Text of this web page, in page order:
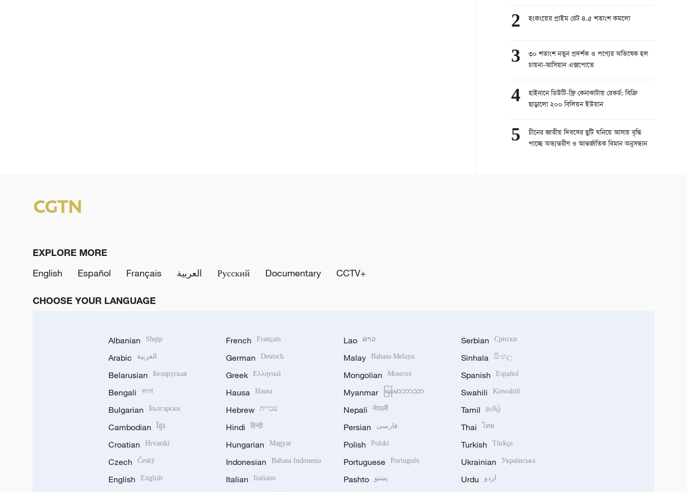
2 হংকংয়ের প্রাইম রেট ৪.৫ শতাংশ কমলো
3
৩০ শতাংশ নতুন প্রদর্শক ও পণ্যের অভিষেক হল
চায়না-আসিয়ান এক্সপোতে
4
হাইনানে ডিউটি-ফ্রি কেনাকাটায় রেকর্ড: বিক্রি
ছাড়ালো ২০০ বিলিয়ন ইউয়ান
5
চীনের জাতীয় দিবসের ছুটি ঘনিয়ে আসায় বৃদ্ধি
পাচ্ছে অভ্যন্তরীণ ও আন্তর্জাতিক বিমান অনুসন্ধান
EXPLORE MORE
English
Español Français العربية Русский Documentary CCTV+
CHOOSE YOUR LANGUAGE
Albanian Shqip
Arabic العربية
Belarusian Беларуская
Bengali বাংলা
Bulgarian Български
Cambodian ខ្មែរ
Croatian Hrvatski
Czech Český
English English
French Français
German Deutsch
Greek Ελληνικά
Hausa Hausa
Hebrew עברית
Hindi हिन्दी
Hungarian Magyar
Indonesian Bahasa Indonesia
Italian Italiano
Lao ລາວ
Malay Bahasa Melayu
Mongolian Монгол
Myanmar မြန်မာဘာသာ
Nepali नेपाली
Persian فارسی
Polish Polski
Portuguese Português
Pashto پښتو
Serbian Српски
Sinhala සිංහල
Spanish Español
Swahili Kiswahili
Tamil தமிழ்
Thai ไทย
Turkish Türkçe
Ukrainian Українська
Urdu اردو